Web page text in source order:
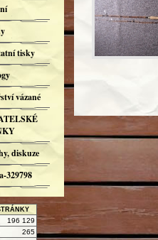
tisky
vázané
diskuze
329798
196 129
265